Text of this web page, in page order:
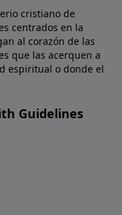
cristiano de
centrados en la
al corazón de las
que las acerquen a
espiritual o donde el
Guidelines